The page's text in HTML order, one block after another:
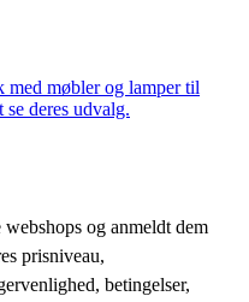
med møbler og lamper til
deres udvalg.
og anmeldt dem
prisniveau,
betingelser,